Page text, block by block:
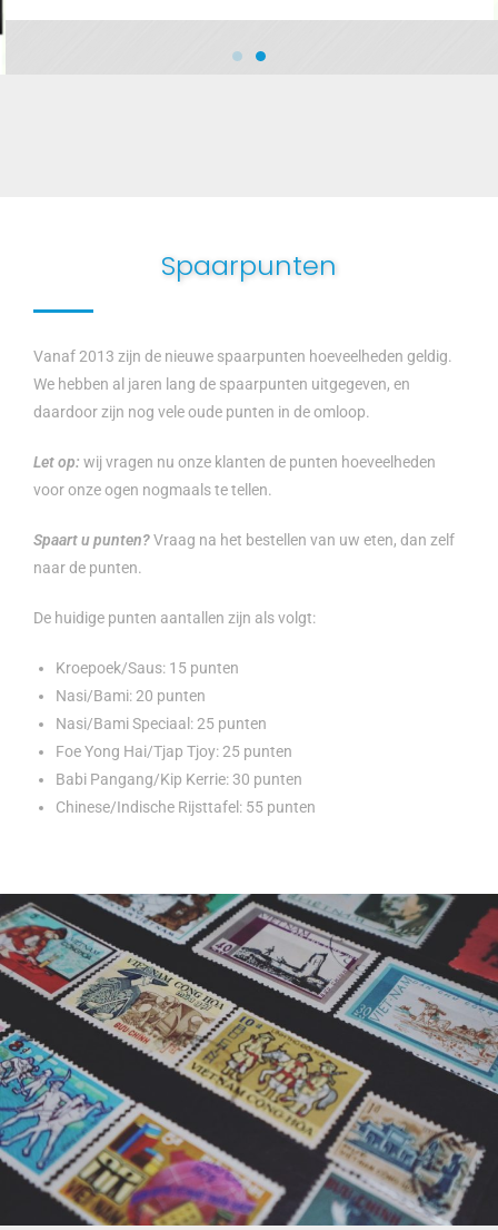
Spaarpunten
Vanaf 2013 zijn de nieuwe spaarpunten hoeveelheden geldig.
We hebben al jaren lang de spaarpunten uitgegeven, en
daardoor zijn nog vele oude punten in de omloop.
Let op: wij vragen nu onze klanten de punten hoeveelheden
voor onze ogen nogmaals te tellen.
Spaart u punten?Vraag na het bestellen van uw eten, dan zelf
naar de punten.
De huidige punten aantallen zijn als volgt:
Kroepoek/Saus: 15 punten
Nasi/Bami: 20 punten
Nasi/Bami Speciaal: 25 punten
Foe Yong Hai/Tjap Tjoy: 25 punten
Babi Pangang/Kip Kerrie: 30 punten
Chinese/Indische Rijsttafel: 55 punten